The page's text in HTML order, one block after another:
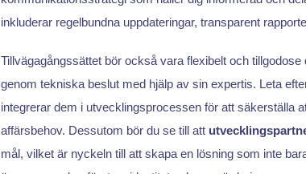
inkluderar regelbundna uppdateringar, transparent
Tillvägagångssättet bör också vara flexibelt och
genom tekniska beslut med hjälp av sin expertis. Leta
integrerar dem i utvecklingsprocessen för att säkerställa
affärsbehov. Dessutom bör du se till att
mål, vilket är nyckeln till att skapa en lösning som inte